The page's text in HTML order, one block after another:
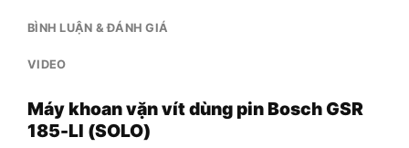
BÌNH LUẬN & ĐÁNH GIÁ
VIDEO
Máy khoan vặn vít dùng pin Bosch GSR
185-LI (SOLO)